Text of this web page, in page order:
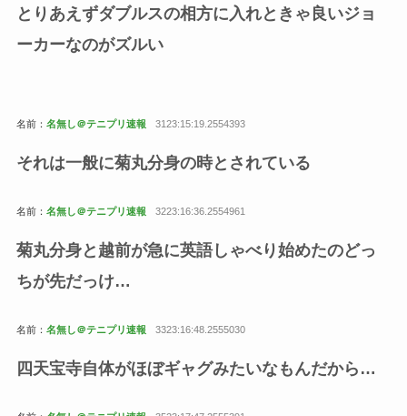
とりあえずダブルスの相方に入れときゃ良いジョ
ーカーなのがズルい
名前： 名無し＠テニプリ速報 3123:15:19.2554393
それは一般に菊丸分身の時とされている
名前： 名無し＠テニプリ速報 3223:16:36.2554961
菊丸分身と越前が急に英語しゃべり始めたのどっ
ちが先だっけ…
名前： 名無し＠テニプリ速報 3323:16:48.2555030
四天宝寺自体がほぼギャグみたいなもんだから…